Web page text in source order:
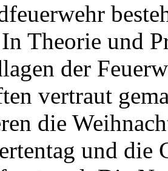
Theorie und
der
vertraut
die
und die